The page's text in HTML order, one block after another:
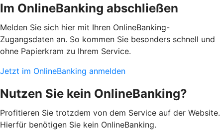
Im OnlineBanking abschließen
Melden Sie sich hier mit Ihren OnlineBanking-
Zugangsdaten an. So kommen Sie besonders schnell und
ohne Papierkram zu Ihrem Service.
Jetzt im OnlineBanking anmelden
Nutzen Sie kein OnlineBanking?
Profitieren Sie trotzdem von dem Service auf der Website.
Hierfür benötigen Sie kein OnlineBanking.